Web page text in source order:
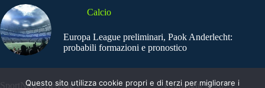
Calcio
Europa League preliminari, Paok Anderlecht:
probabili formazioni e pronostico
SportNews.BetFlag - Copyright © 2025
Questo sito utilizza cookie propri e di terzi per migliorare i